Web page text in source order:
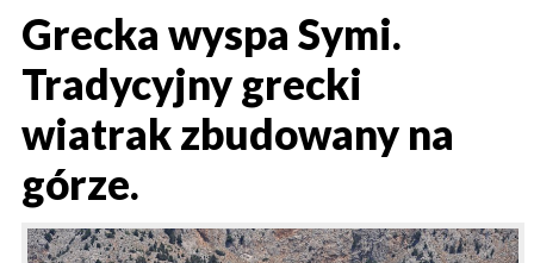
Grecka wyspa Symi.
Tradycyjny grecki
wiatrak zbudowany na
górze.